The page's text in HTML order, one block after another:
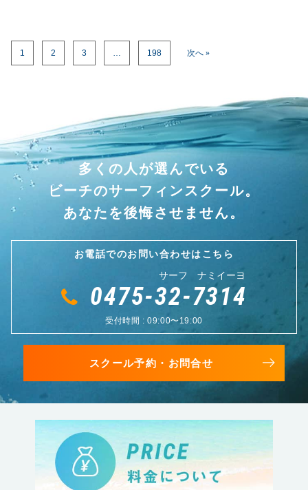
1 2 3 198 次へ »
多くの人が選んでいる
ビーチのサーフィンスクール。
あなたを後悔させません。
お電話でのお問い合わせはこちら
サーフ ナミイーヨ
0475-32-7314
受付時間 : 09:00〜19:00
スクール予約・お問合せ